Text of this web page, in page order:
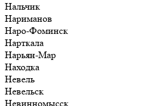
Нальчик
Нариманов
Наро-Фоминск
Нарткала
Нарьян-Мар
Находка
Невель
Невельск
Невинномысск